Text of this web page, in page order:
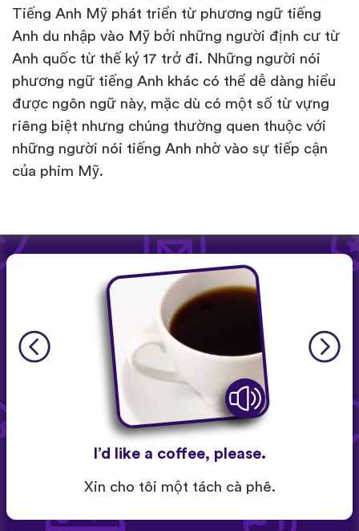
Tiếng Anh Mỹ phát triển từ phương ngữ tiếng
Anh du nhập vào Mỹ bởi những người định cư từ
Anh quốc từ thế kỷ 17 trở đi. Những người nói
phương ngữ tiếng Anh khác có thể dễ dàng hiểu
được ngôn ngữ này, mặc dù có một số từ vựng
riêng biệt nhưng chúng thường quen thuộc với
những người nói tiếng Anh nhờ vào sự tiếp cận
của phim Mỹ.
I’d like a coffee, please.
Xin cho tôi một tách cà phê.